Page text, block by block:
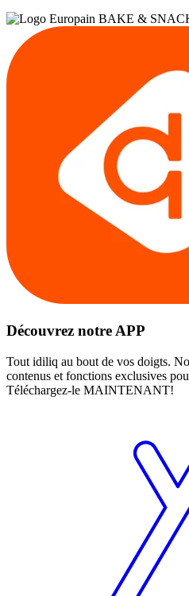
Découvrez notre APP
Tout idiliq au bout de vos doigts.
contenus et fonctions exclusives
Téléchargez-le MAINTENANT!